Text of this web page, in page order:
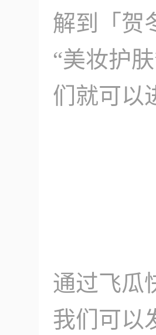
解到「贺
“美妆护
们就可以
通过飞瓜
我们可以